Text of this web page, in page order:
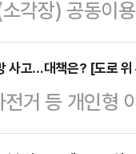
, 불공평, 부당
즉…
무관한 내용
따르면 시는
담당 및 소관
공문으로 협의
…
각장) 공동이
갈등은 오히려
고 있고, 현실
인식 전환과
일 서울시와
사고…대책은? [도로
거 등 개인형
가운데 이를 예